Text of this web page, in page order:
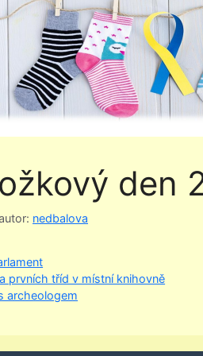
den
nedbalova
prvních tříd v místní knihovně
archeologem